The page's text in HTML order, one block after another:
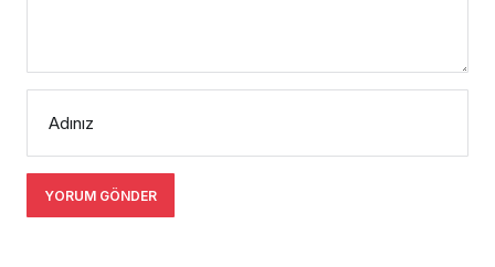
Adınız
YORUM GÖNDER